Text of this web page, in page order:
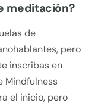
meditación?
de
pero
inscribas en
Mindfulness
el inicio, pero